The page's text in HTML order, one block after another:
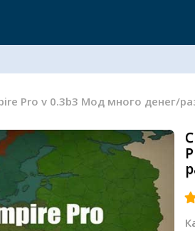
Pro v 0.3b3 Мод много денег/